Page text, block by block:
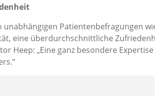
Patientenbefragungen
eine überdurchschnittliche
Heep: „Eine ganz besondere